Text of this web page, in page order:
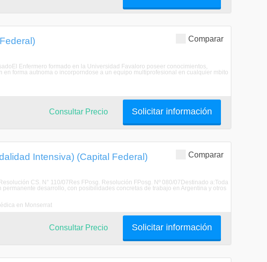
Comparar
Enfermero formado en la Universidad Favaloro poseer conocimientos,
forma autnoma o incorporndose a un equipo multiprofesional en cualquier mbito
Solicitar información
Consultar Precio
Comparar
Intensiva) (Capital Federal)
CS. N° 110/07Res FPosg. Resolución FPosg. Nº 080/07Destinado a:Toda
desarrollo, con posibilidades concretas de trabajo en Argentina y otros
en Monserrat
Solicitar información
Consultar Precio